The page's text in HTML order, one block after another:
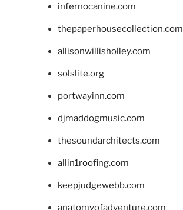
infernocanine.com
thepaperhousecollection.com
allisonwillisholley.com
solslite.org
portwayinn.com
djmaddogmusic.com
thesoundarchitects.com
allin1roofing.com
keepjudgewebb.com
anatomyofadventure.com